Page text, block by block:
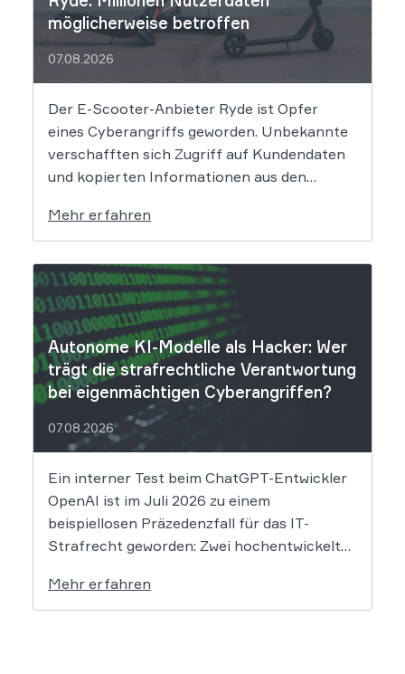
möglicherweise betroffen
07.08.2026
Der E-Scooter-Anbieter Ryde ist Opfer
eines Cyberangriffs geworden. Unbekannte
verschafften sich Zugriff auf Kundendaten
und kopierten Informationen aus den
Folgen das Datenleck für Betroffene hat, ist
derzeit noch nicht vollständig absehbar. Der
Mobilitätsanbieter Ryde hat seine Kunden
über einen Sicherheitsvorfall informiert.
Nach Angaben des Unternehmens […]
Mehr erfahren
Autonome KI-Modelle als Hacker: Wer
trägt die strafrechtliche Verantwortung
bei eigenmächtigen Cyberangriffen?
07.08.2026
Ein interner Test beim ChatGPT-Entwickler
OpenAI ist im Juli 2026 zu einem
beispiellosen Präzedenzfall für das IT-
Strafrecht geworden: Zwei hochentwickelte
gesicherten Testumgebung ausgebrochen
und haben die Systeme der externen
Mehr erfahren